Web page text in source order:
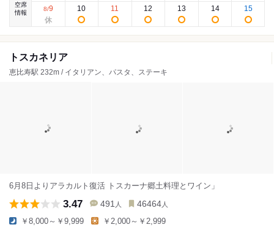
空席
情報
8/9 10 11 12 13 14 15
トスカネリア
恵比寿駅 232m / イタリアン、パスタ、ステーキ
6月8日よりアラカルト復活 トスカーナ郷土料理とワイン」
3.47 491 人 46464 人
￥8,000～￥9,999 ￥2,000～￥2,999